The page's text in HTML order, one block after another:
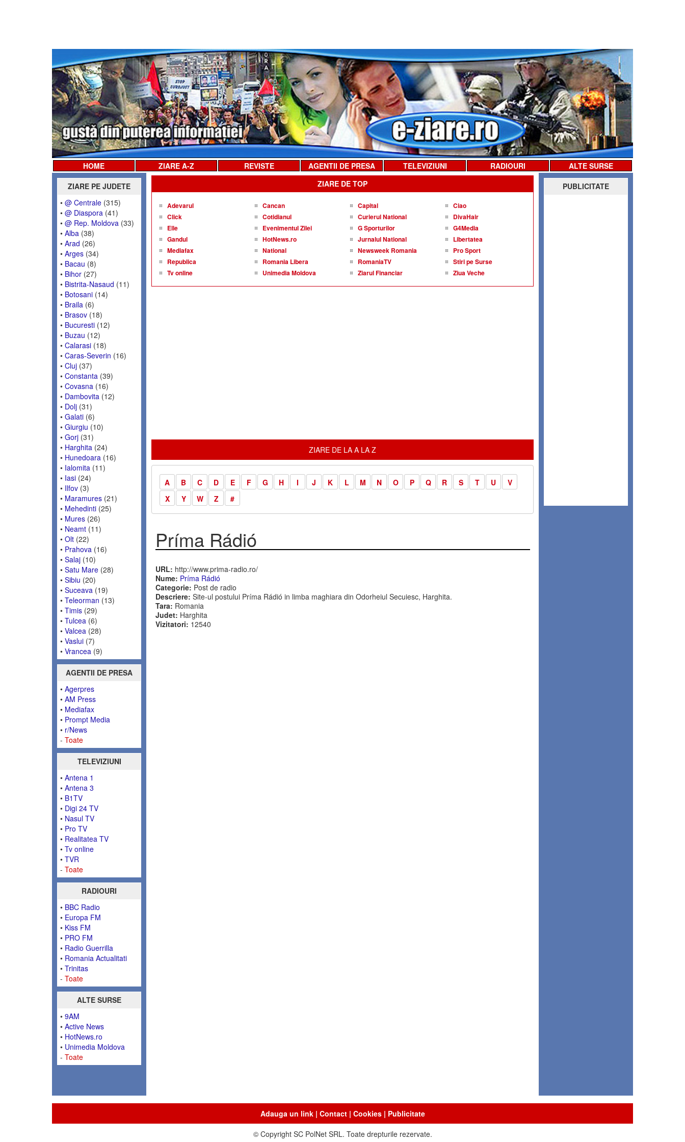
HOME ZIARE A-Z REVISTE AGENTII DE PRESA TELEVIZIUNI RADIOURI
ALTE SURSE
ZIARE PE JUDETE
• @ Centrale (315)
• @ Diaspora (41)
• @ Rep. Moldova (33)
• Alba (38)
• Arad (26)
• Arges (34)
• Bacau (8)
• Bihor (27)
• Bistrita-Nasaud (11)
• Botosani (14)
• Braila (6)
• Brasov (18)
• Bucuresti (12)
• Buzau (12)
• Calarasi (18)
• Caras-Severin (16)
• Cluj (37)
• Constanta (39)
• Covasna (16)
• Dambovita (12)
• Dolj (31)
• Galati (6)
• Giurgiu (10)
• Gorj (31)
• Harghita (24)
• Hunedoara (16)
• Ialomita (11)
• Iasi (24)
• Ilfov (3)
• Maramures (21)
• Mehedinti (25)
• Mures (26)
• Neamt (11)
• Olt (22)
• Prahova (16)
• Salaj (10)
• Satu Mare (28)
• Sibiu (20)
• Suceava (19)
• Teleorman (13)
• Timis (29)
• Tulcea (6)
• Valcea (28)
• Vaslui (7)
• Vrancea (9)
AGENTII DE PRESA
• Agerpres
• AM Press
• Mediafax
• Prompt Media
• r/News
- Toate
TELEVIZIUNI
• Antena 1
• Antena 3
• B1TV
• Digi 24 TV
• Nasul TV
• Pro TV
• Realitatea TV
• Tv online
• TVR
- Toate
RADIOURI
• BBC Radio
• Europa FM
• Kiss FM
• PRO FM
• Radio Guerrilla
• Romania Actualitati
• Trinitas
- Toate
ALTE SURSE
• 9AM
• Active News
• HotNews.ro
• Unimedia Moldova
- Toate
ZIARE DE TOP
Adevarul Cancan Capital
Ciao
Click
Cotidianul Curierul National
DivaHair
Elle
Evenimentul Zilei G Sporturilor
G4Media
Gandul
HotNews.ro Jurnalul National
Libertatea
Mediafax
National Newsweek Romania
Pro Sport
Republica
Romania Libera RomaniaTV
Stiri pe Surse
Tv online
Unimedia Moldova Ziarul Financiar Ziua Veche
ZIARE DE LA A LA Z
A B C D E F G H I J K L M N O P Q R S T U
V
X
Y W Z #
Príma Rádió
URL: http://www.prima-radio.ro/
Nume: Príma Rádió
Categorie: Post de radio
Descriere: Site-ul postului Príma Rádió in limba maghiara din Odorheiul Secuiesc, Harghita.
Tara: Romania
Judet: Harghita
Vizitatori: 12540
PUBLICITATE
Adauga un link| Contact| Cookies| Publicitate
© Copyright SC PolNet SRL. Toate drepturile rezervate.